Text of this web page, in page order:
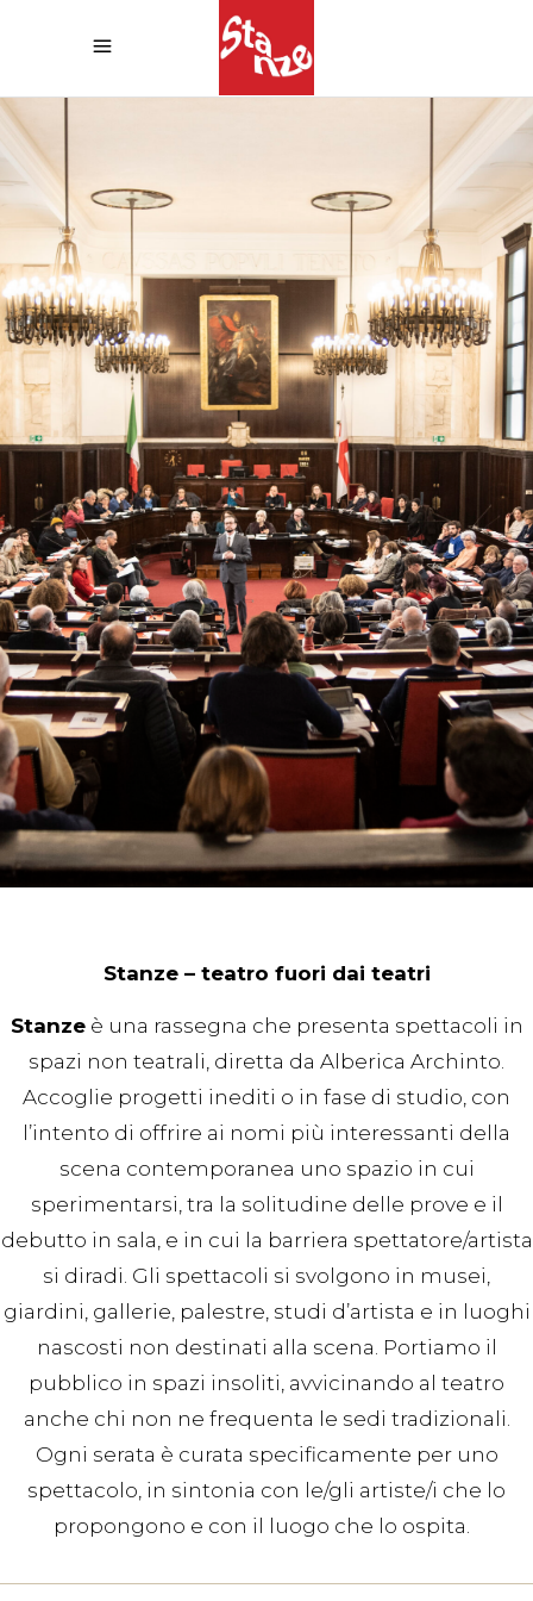
Stanze – teatro fuori dai teatri
Stanzeè una rassegna che presenta spettacoli in
spazi non teatrali, diretta da Alberica Archinto.
Accoglie progetti inediti o in fase di studio, con
l’intento di offrire ai nomi più interessanti della
scena contemporanea uno spazio in cui
sperimentarsi, tra la solitudine delle prove e il
debutto in sala, e in cui la barriera spettatore/artista
si diradi. Gli spettacoli si svolgono in musei,
giardini, gallerie, palestre, studi d’artista e in luoghi
nascosti non destinati alla scena. Portiamo il
pubblico in spazi insoliti, avvicinando al teatro
anche chi non ne frequenta le sedi tradizionali.
Ogni serata è curata specificamente per uno
spettacolo, in sintonia con le/gli artiste/i che lo
propongono e con il luogo che lo ospita.